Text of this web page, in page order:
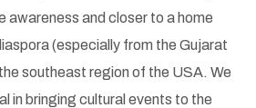
awareness and closer to a home
(especially from the Gujarat
southeast region of the USA. We
in bringing cultural events to the